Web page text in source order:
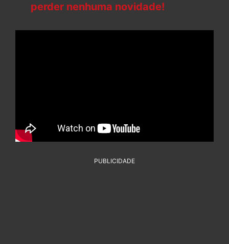
perder nenhuma novidade!
PUBLICIDADE